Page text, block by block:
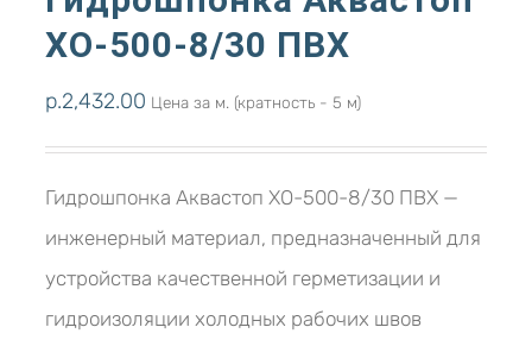
ХО-500-8/30 ПВХ
р.2,432.00 Цена за м. (кратность - 5 м)
Гидрошпонка Аквастоп ХО-500-8/30 ПВХ —
инженерный материал, предназначенный для
устройства качественной герметизации и
гидроизоляции холодных рабочих швов